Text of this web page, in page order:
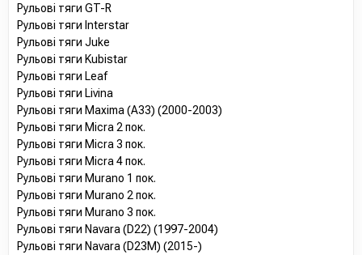
Рульові тяги GT-R
Рульові тяги Interstar
Рульові тяги Juke
Рульові тяги Kubistar
Рульові тяги Leaf
Рульові тяги Livina
Рульові тяги Maxima (A33) (2000-2003)
Рульові тяги Micra 2 пок.
Рульові тяги Micra 3 пок.
Рульові тяги Micra 4 пок.
Рульові тяги Murano 1 пок.
Рульові тяги Murano 2 пок.
Рульові тяги Murano 3 пок.
Рульові тяги Navara (D22) (1997-2004)
Рульові тяги Navara (D23M) (2015-)